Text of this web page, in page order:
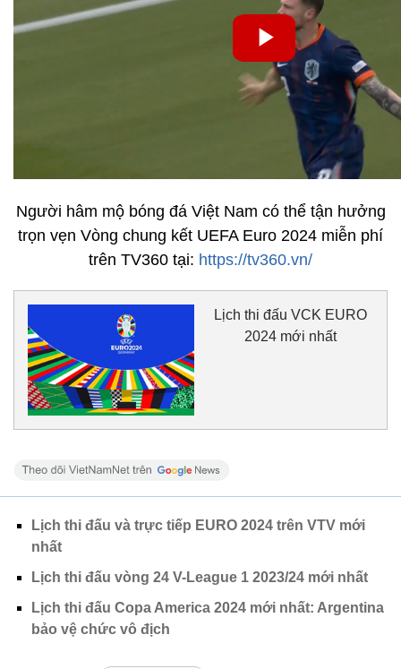
Người hâm mộ bóng đá Việt Nam có thể tận hưởng
trọn vẹn Vòng chung kết UEFA Euro 2024 miễn phí
trên TV360 tại: https://tv360.vn/
Lịch thi đấu VCK EURO
2024 mới nhất
Lịch thi đấu và trực tiếp EURO 2024 trên VTV mới
nhất
Lịch thi đấu vòng 24 V-League 1 2023/24 mới nhất
Lịch thi đấu Copa America 2024 mới nhất: Argentina
bảo vệ chức vô địch